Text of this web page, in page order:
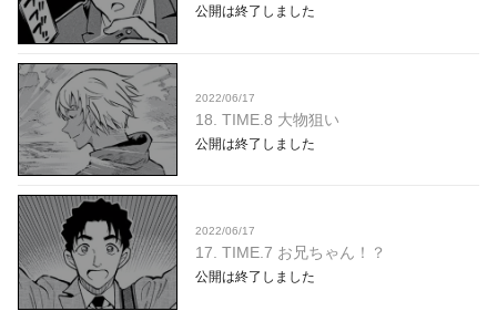
公開は終了しました
2022/06/17
18. TIME.8 大物狙い
公開は終了しました
2022/06/17
17. TIME.7 お兄ちゃん！？
公開は終了しました